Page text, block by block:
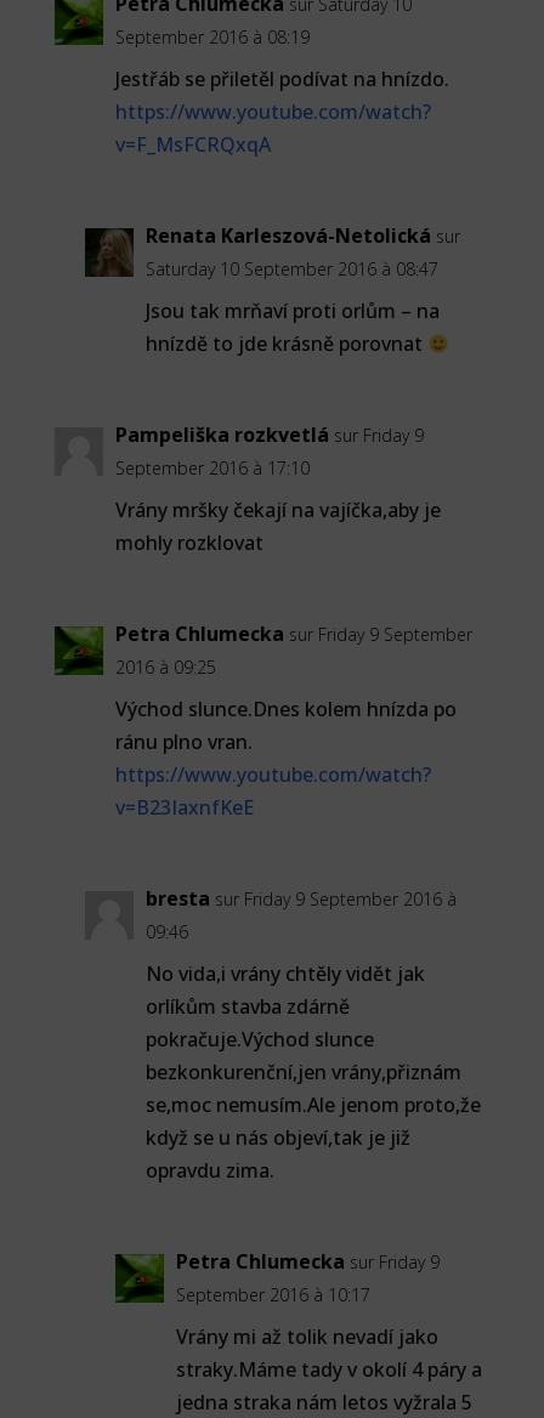
September 2016 à 08:19
Jestřáb se přiletěl podívat na hnízdo.
https://www.youtube.com/watch?
v=F_MsFCRQxqA
Renata Karleszová-Netolická sur
Saturday 10 September 2016 à 08:47
Jsou tak mrňaví proti orlům – na
hnízdě to jde krásně porovnat
Pampeliška rozkvetlá sur Friday 9
September 2016 à 17:10
Vrány mršky čekají na vajíčka,aby je
mohly rozklovat
Petra Chlumecka sur Friday 9 September
2016 à 09:25
Východ slunce.Dnes kolem hnízda po
ránu plno vran.
https://www.youtube.com/watch?
v=B23IaxnfKeE
bresta sur Friday 9 September 2016 à
09:46
No vida,i vrány chtěly vidět jak
orlíkům stavba zdárně
pokračuje.Východ slunce
bezkonkurenční,jen vrány,přiznám
se,moc nemusím.Ale jenom proto,že
když se u nás objeví,tak je již
opravdu zima.
Petra Chlumecka sur Friday 9
September 2016 à 10:17
Vrány mi až tolik nevadí jako
straky.Máme tady v okolí 4 páry a
jedna straka nám letos vyžrala 5